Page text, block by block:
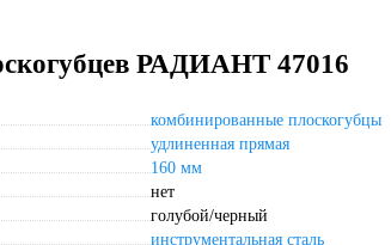
РАДИАНТ 47016
комбинированные плоскогубцы
удлиненная прямая
160 мм
нет
голубой/черный
инструментальная сталь